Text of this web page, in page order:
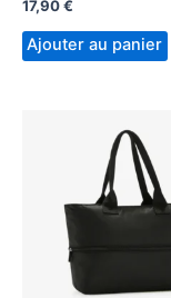
17,90€
Ajouter au panier